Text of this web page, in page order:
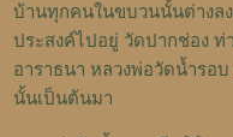
บ้านทุกคนในขบวนนั้นต่างล
ประสงค์ไปอยู่ วัดปากช่อง
อาราธนา หลวงพ่อวัดน้ำรอ
นั้นเป็นต้นมา